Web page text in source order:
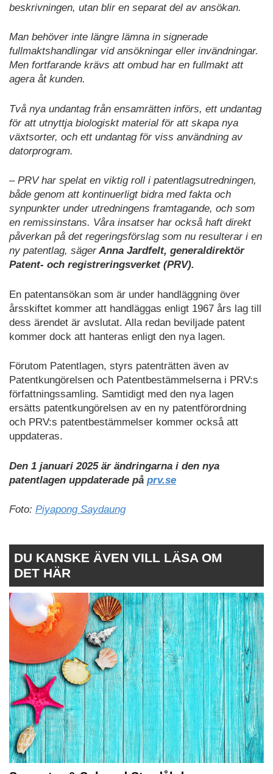
beskrivningen, utan blir en separat del av ansökan.
Man behöver inte längre lämna in signerade
fullmaktshandlingar vid ansökningar eller invändningar.
Men fortfarande krävs att ombud har en fullmakt att
agera åt kunden.
Två nya undantag från ensamrätten införs, ett undantag
för att utnyttja biologiskt material för att skapa nya
växtsorter, och ett undantag för viss användning av
datorprogram.
– PRV har spelat en viktig roll i patentlagsutredningen,
både genom att kontinuerligt bidra med fakta och
synpunkter under utredningens framtagande, och som
en remissinstans. Våra insatser har också haft direkt
påverkan på det regeringsförslag som nu resulterar i en
ny patentlag, sägerAnna Jardfelt, generaldirektör
Patent- och registreringsverket (PRV).
En patentansökan som är under handläggning över
årsskiftet kommer att handläggas enligt 1967 års lag till
dess ärendet är avslutat. Alla redan beviljade patent
kommer dock att hanteras enligt den nya lagen.
Förutom Patentlagen, styrs patenträtten även av
Patentkungörelsen och Patentbestämmelserna i PRV:s
författningssamling. Samtidigt med den nya lagen
ersätts patentkungörelsen av en ny patentförordning
och PRV:s patentbestämmelser kommer också att
uppdateras.
Den 1 januari 2025 är ändringarna i den nya
patentlagen uppdaterade på prv.se
Foto: Piyapong Saydaung
DU KANSKE ÄVEN VILL LÄSA OM
DET HÄR